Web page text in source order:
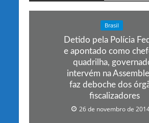
Brasil
Detido pela Polícia
e apontado como
quadrilha,
intervém na
faz deboche dos
fiscalizadores
26 de novembro de